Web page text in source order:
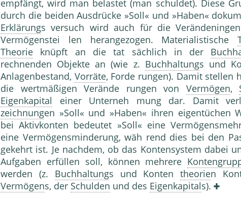
empfängt, wird man belastet (man schuldet). Diese
durch die beiden Ausdrücke »Soll« und »Haben«
Erklärungs versuch wird auch für die
Vermögenstei len herangezogen. Materialistische
Theorie knüpft an die tat sächlich in der
rechnenden Objekte an (wie z. Buchhaltungs und
Anlagenbestand, Vorräte, Forde rungen). Damit stellen
die wertmäßigen Verände rungen von Vermögen,
Eigenkapital einer Unterneh mung dar. Damit
zeichnungen »Soll« und »Haben« ihren eigentüchen
bei Aktivkonten bedeutet »Soll« eine
eine Vermögensminderung, wäh rend dies bei den
gekehrt ist. Je nachdem, ob das Kontensystem dabei
Aufgaben erfüllen soll, können mehrere
werden (z. Buchhaltungs und Kontentheorien
Vermögens, der Schulden und des Eigenkapitals).